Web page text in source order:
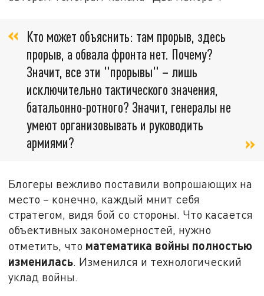
Кто может объяснить: там прорыв, здесь
прорыв, а обвала фронта нет. Почему?
Значит, все эти "прорывы" – лишь
исключительно тактического значения,
батальонно-ротного? Значит, генералы не
умеют организовывать и руководить
армиями?
Блогеры вежливо поставили вопрошающих на
место – конечно, каждый мнит себя
стратегом, видя бой со стороны. Что касается
объективных закономерностей, нужно
отметить, что математика войны полностью
изменилась. Изменился и технологический
уклад войны.